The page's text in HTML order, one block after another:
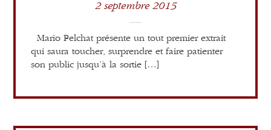
2 septembre 2015
Mario Pelchat présente un tout premier extrait
qui saura toucher, surprendre et faire patienter
son public jusqu’à la sortie […]